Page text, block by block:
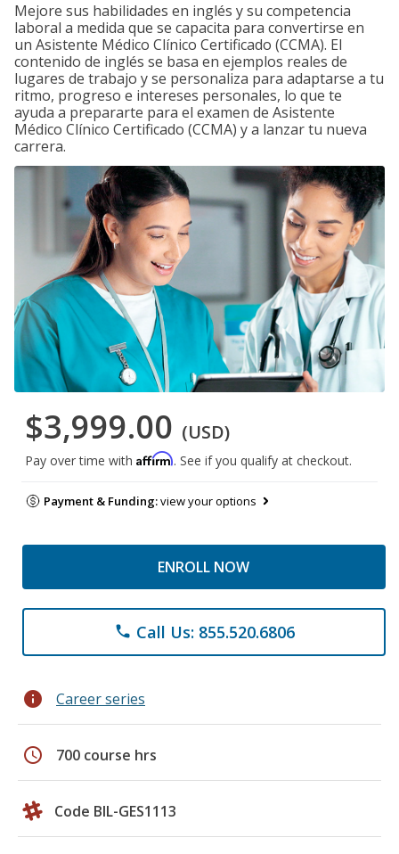
Mejore sus habilidades en inglés y su competencia
laboral a medida que se capacita para convertirse en
un Asistente Médico Clínico Certificado (CCMA). El
contenido de inglés se basa en ejemplos reales de
lugares de trabajo y se personaliza para adaptarse a tu
ritmo, progreso e intereses personales, lo que te
ayuda a prepararte para el examen de Asistente
Médico Clínico Certificado (CCMA) y a lanzar tu nueva
carrera.
$3,999.00 (USD)
Pay over time with Affirm. See if you qualify at checkout.
Payment & Funding:view your options
ENROLL NOW
phone Call Us: 855.520.6806
info Career series
schedule 700 course hrs
Code BIL-GES1113